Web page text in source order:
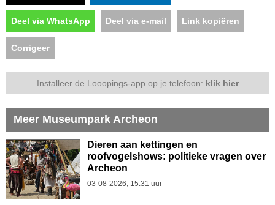
Deel via WhatsApp Deel via e-mail Link kopiëren
Corrigeer
Installeer de Looopings-app op je telefoon: klik hier
Meer Museumpark Archeon
Dieren aan kettingen en
roofvogelshows: politieke vragen over
Archeon
03-08-2026, 15.31 uur